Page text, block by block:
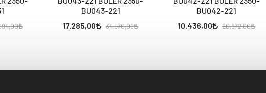
BU043-221
17.285,00
34.570,00
BU042-221
10.436,00
20.872,00